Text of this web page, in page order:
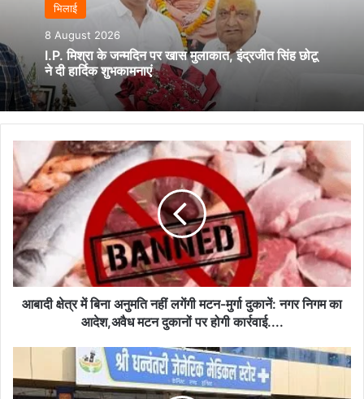
भिलाई
8 August 2026
I.P. मिश्रा के जन्मदिन पर खास मुलाकात, इंद्रजीत सिंह छोटू
ने दी हार्दिक शुभकामनाएं
आबादी
क्षेत्र
में
बिना
अनुमति
नहीं
लगेंगी
मटन-
मुर्गा
दुकानें:
आदेश,अवैध
मटन
आबादी क्षेत्र में बिना अनुमति नहीं लगेंगी मटन-मुर्गा दुकानें: नगर निगम का
आदेश,अवैध मटन दुकानों पर होगी कार्रवाई....
प्रगति